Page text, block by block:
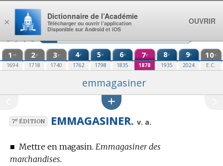
Aller au contenu
1 re
1694
2e
1718
3e
1740
4e
1762
5e
1798
6e
1835
7e
1878
8e
1935
9e
2024
10e
E.C.
emmagasiner
7eÉDITION EMMAGASINER. v. a.
■ Mettre en magasin. Emmagasiner des
marchandises.
×
Dictionnaire de l’Académie
Télécharger ou ouvrir l’application
Disponible sur Android et iOS
OUVRIR